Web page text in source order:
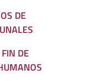
DE
DE